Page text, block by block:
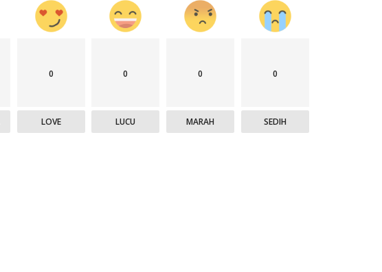
0
LOVE
0
LUCU
0
MARAH
0
SEDIH